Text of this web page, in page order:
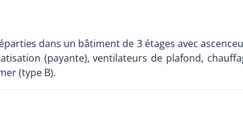
dans un bâtiment de 3 étages avec
(payante), ventilateurs de plafond,
(type B).